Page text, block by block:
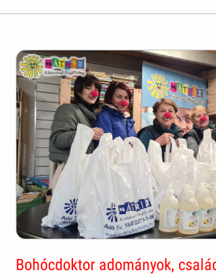
Bohócdoktor adományok,